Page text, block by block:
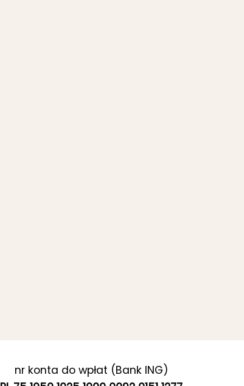
nr konta do wpłat (Bank ING)